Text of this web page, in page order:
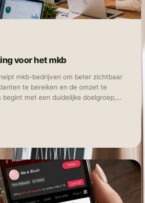
voor het mkb
mkb-bedrijven om beter zichtbaar
te bereiken en de omzet te
met een duidelijke doelgroep,